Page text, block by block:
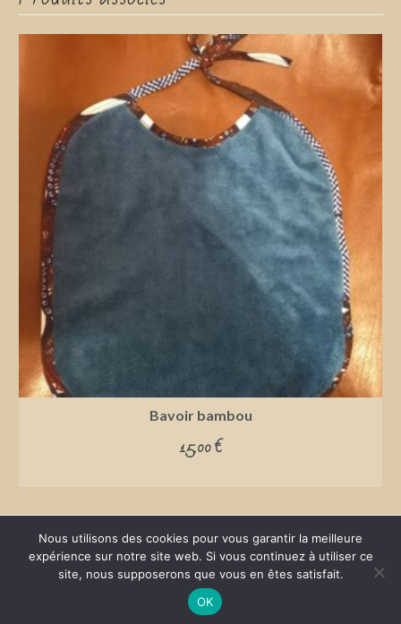
Bavoir bambou
15,00€
Plan du site Politique de confidentialité Mentions légales
© 2026 Christelle Boutique - WordPress Theme by
Nous utilisons des cookies pour vous garantir la meilleure
expérience sur notre site web. Si vous continuez à utiliser ce
site, nous supposerons que vous en êtes satisfait.
OK